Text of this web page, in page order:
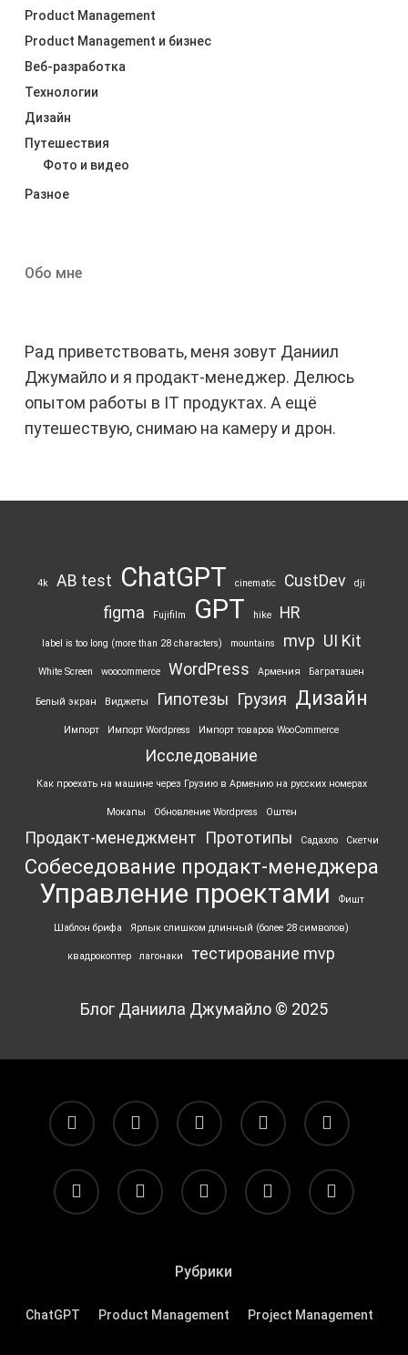
Product Management
Product Management и бизнес
Веб-разработка
Технологии
Дизайн
Путешествия
Фото и видео
Разное
Обо мне
Рад приветствовать, меня зовут Даниил
Джумайло и я продакт-менеджер. Делюсь
опытом работы в IT продуктах. А ещё
путешествую, снимаю на камеру и дрон.
4k AB test ChatGPT cinematic CustDev dji
figma Fujifilm GPT hike HR
label is too long (more than 28 characters) mountains mvp UI Kit
White Screen woocommerce WordPress Армения Баграташен
Белый экран Виджеты Гипотезы Грузия Дизайн
Импорт Импорт Wordpress Импорт товаров WooCommerce
Исследование
Как проехать на машине через Грузию в Армению на русских номерах
Мокапы Обновление Wordpress Оштен
Продакт-менеджмент Прототипы Садахло Скетчи
Собеседование продакт-менеджера
Управление проектами Фишт
Шаблон брифа Ярлык ‎слишком длинный (более 28 символов)
квадрокоптер лагонаки тестирование mvp
Блог Даниила Джумайло © 2025
facebook pinterest linkedin youtube flickr
vk yelp telegram tiktok email
Рубрики
ChatGPT Product Management Project Management